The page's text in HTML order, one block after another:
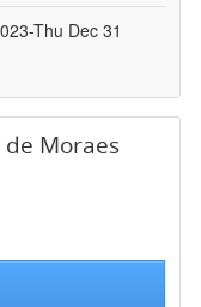
Thu Dec 31
de Moraes